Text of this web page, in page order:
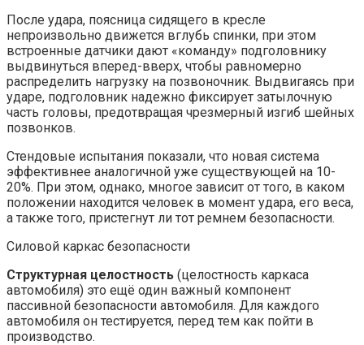
После удара, поясница сидящего в кресле
непроизвольно движется вглубь спинки, при этом
встроенные датчики дают «команду» подголовнику
выдвинуться вперед-вверх, чтобы равномерно
распределить нагрузку на позвоночник. Выдвигаясь при
ударе, подголовник надежно фиксирует затылочную
часть головы, предотвращая чрезмерный изгиб шейных
позвонков.
Стендовые испытания показали, что новая система
эффективнее аналогичной уже существующей на 10-
20%. При этом, однако, многое зависит от того, в каком
положении находится человек в момент удара, его веса,
а также того, пристегнут ли тот ремнем безопасности.
Силовой каркас безопасности
Структурная целостность (целостность каркаса
автомобиля) это ещё один важный компонент
пассивной безопасности автомобиля. Для каждого
автомобиля он тестируется, перед тем как пойти в
производство.